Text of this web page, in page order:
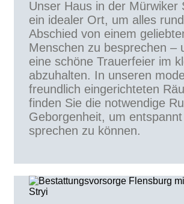
Unser Haus in der Mürwiker
ein idealer Ort, um alles
Abschied von einem
Menschen zu besprechen –
eine schöne Trauerfeier im
abzuhalten. In unseren
freundlich eingerichteten
finden Sie die notwendige
Geborgenheit, um
sprechen zu können.